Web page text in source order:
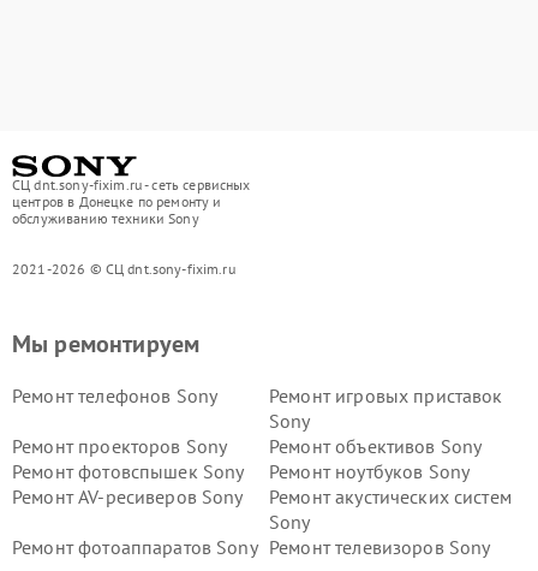
СЦ dnt.sony-fixim.ru - сеть сервисных
центров в Донецке по ремонту и
обслуживанию техники Sony
2021-2026 © СЦ dnt.sony-fixim.ru
Мы ремонтируем
Ремонт телефонов Sony
Ремонт игровых приставок
Sony
Ремонт проекторов Sony
Ремонт объективов Sony
Ремонт фотовспышек Sony
Ремонт ноутбуков Sony
Ремонт AV-ресиверов Sony
Ремонт акустических систем
Sony
Ремонт фотоаппаратов Sony Ремонт телевизоров Sony